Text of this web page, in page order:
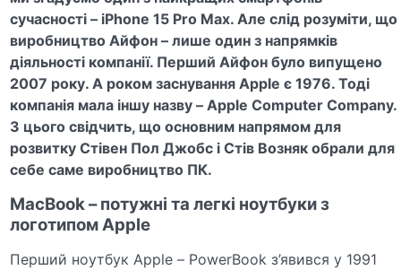
сучасності – iPhone 15 Pro Max. Але слід розуміти, що
виробництво Айфон – лише один з напрямків
діяльності компанії. Перший Айфон було випущено
2007 року. А роком заснування Appleє 1976. Тоді
компанія мала іншу назву – Apple Computer Company.
З цього свідчить, що основним напрямом для
розвитку Стівен Пол Джобс і Стів Возняк обрали для
себе саме виробництво ПК.
MacBook– потужні та легкі ноутбуки з
логотипом Apple
Перший ноутбук Apple– PowerBookз’явився у 1991